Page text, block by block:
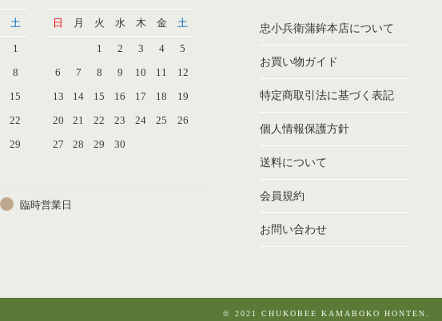
土
1
8
15
22
29
日 月 火 水 木 金 土
1 2 3 4
5
6
7 8 9 10 11
12
13
14 15 16 17 18
19
20
21 22 23 24 25
26
27
28 29 30
臨時営業日
忠小兵衛蒲鉾本店について
お買い物ガイド
特定商取引法に基づく表記
個人情報保護方針
送料について
会員規約
お問い合わせ
© 2021 CHUKOBEE KAMABOKO HONTEN.